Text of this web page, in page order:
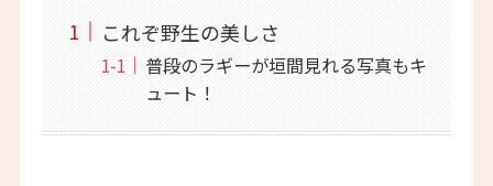
これぞ野生の美しさ
普段のラギーが垣間見れる写真もキ
ュート！